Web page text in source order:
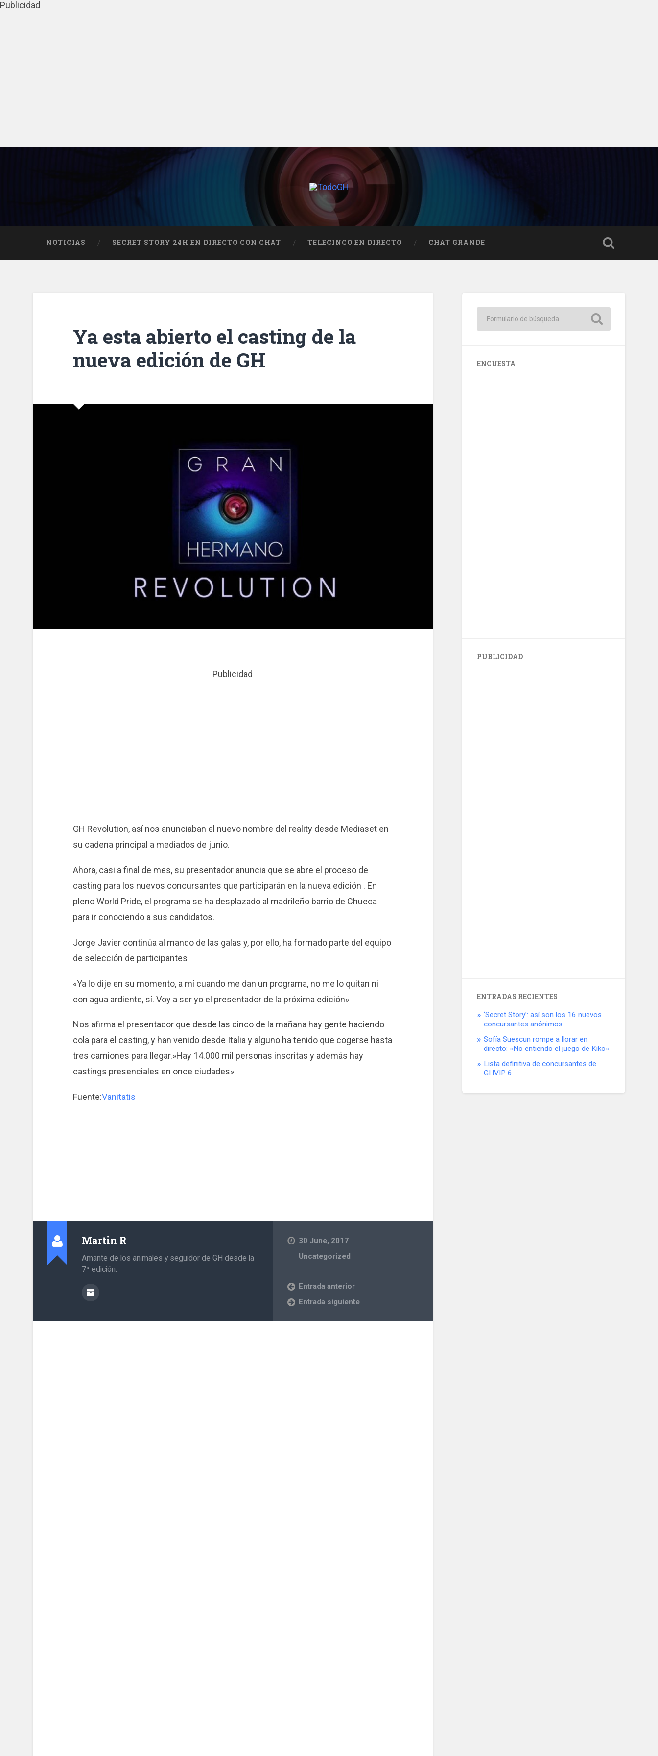
Publicidad
NOTICIAS SECRET STORY 24H EN DIRECTO CON CHAT TELECINCO EN DIRECTO CHAT GRANDE
Ya esta abierto el casting de la
nueva edición de GH
Publicidad
GH Revolution, así nos anunciaban el nuevo nombre del reality desde Mediaset en
su cadena principal a mediados de junio.
Ahora, casi a final de mes, su presentador anuncia que se abre el proceso de
casting para los nuevos concursantes que participarán en la nueva edición . En
pleno World Pride, el programa se ha desplazado al madrileño barrio de Chueca
para ir conociendo a sus candidatos.
Jorge Javier continúa al mando de las galas y, por ello, ha formado parte del equipo
de selección de participantes
«Ya lo dije en su momento, a mí cuando me dan un programa, no me lo quitan ni
con agua ardiente, sí. Voy a ser yo el presentador de la próxima edición»
Nos afirma el presentador que desde las cinco de la mañana hay gente haciendo
cola para el casting, y han venido desde Italia y alguno ha tenido que cogerse hasta
tres camiones para llegar.»Hay 14.000 mil personas inscritas y además hay
castings presenciales en once ciudades»
Fuente:Vanitatis
Martin R
Amante de los animales y seguidor de GH desde la
7ª edición.
30 June, 2017
Uncategorized
Entrada anterior
Entrada siguiente
ENCUESTA
PUBLICIDAD
ENTRADAS RECIENTES
‘Secret Story’: así son los 16 nuevos
concursantes anónimos
Sofía Suescun rompe a llorar en
directo: «No entiendo el juego de Kiko»
Lista definitiva de concursantes de
GHVIP 6